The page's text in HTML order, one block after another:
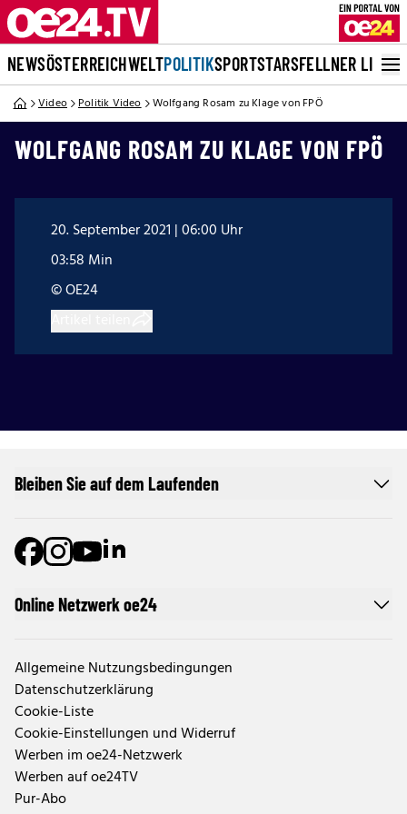
NEWSÖSTERREICHWELTPOLITIKSPORTSTARSFELLNER LIVE
Video Politik Video Wolfgang Rosam zu Klage von FPÖ
WOLFGANG ROSAM ZU KLAGE VON FPÖ
20. September 2021 | 06:00 Uhr
03:58 Min
© OE24
Online Netzwerk oe24
Allgemeine Nutzungsbedingungen
Datenschutzerklärung
Cookie-Liste
Cookie-Einstellungen und Widerruf
Werben im oe24-Netzwerk
Werben auf oe24TV
Pur-Abo
Bleiben Sie auf dem Laufenden